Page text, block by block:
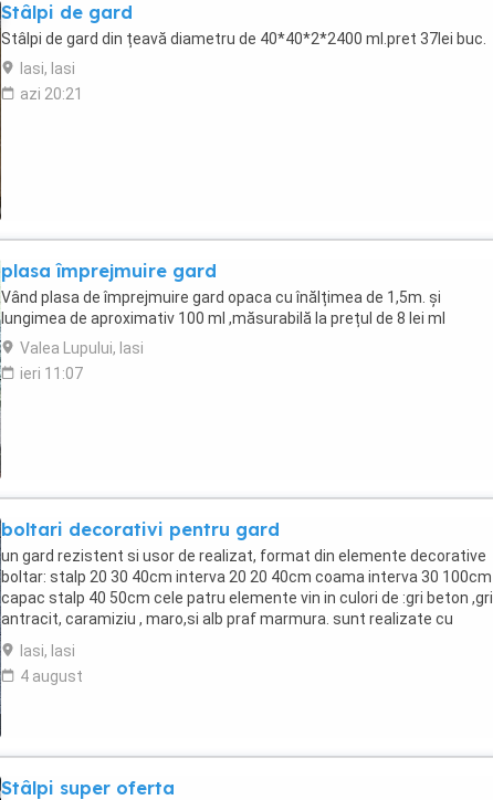
Stâlpi de gard
Stâlpi de gard din țeavă diametru de 40*40*2*2400 ml.pret 37lei buc.
Iasi, Iasi
azi 20:21
plasa împrejmuire gard
Vând plasa de împrejmuire gard opaca cu înălțimea de 1,5m. și
lungimea de aproximativ 100 ml ,măsurabilă la prețul de 8 lei ml
Valea Lupului, Iasi
ieri 11:07
boltari decorativi pentru gard
un gard rezistent si usor de realizat, format din elemente decorative
boltar: stalp 20 30 40cm interva 20 20 40cm coama interva 30 100cm
capac stalp 40 50cm cele patru elemente vin in culori de :gri beton ,gri
antracit, caramiziu , maro,si alb praf marmura. sunt realizate cu
materiale de cea mai buna ...
Iasi, Iasi
4 august
Stâlpi super oferta